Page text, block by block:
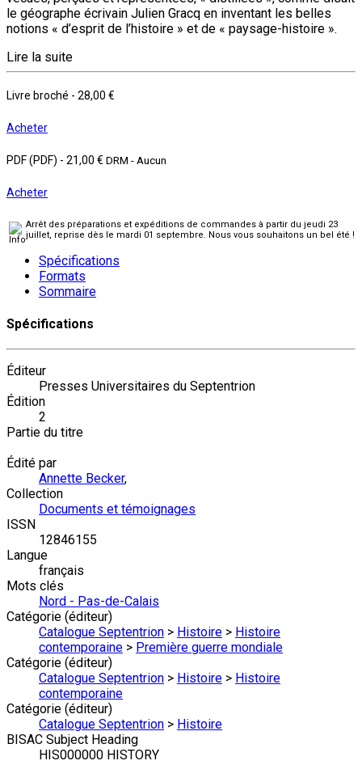
le géographe écrivain Julien Gracq en inventant les belles
notions « d’esprit de l’histoire » et de « paysage-histoire ».
Lire la suite
Livre broché - 28,00 €
Acheter
PDF (PDF) - 21,00 € DRM - Aucun
Acheter
Arrêt des préparations et expéditions de commandes à partir du jeudi 23
juillet, reprise dès le mardi 01 septembre. Nous vous souhaitons un bel été !
Spécifications
Formats
Sommaire
Spécifications
Éditeur
Presses Universitaires du Septentrion
Édition
2
Partie du titre
Édité par
Annette Becker,
Collection
Documents et témoignages
ISSN
12846155
Langue
français
Mots clés
Nord - Pas-de-Calais
Catégorie (éditeur)
Catalogue Septentrion > Histoire > Histoire
contemporaine > Première guerre mondiale
Catégorie (éditeur)
Catalogue Septentrion > Histoire > Histoire
contemporaine
Catégorie (éditeur)
Catalogue Septentrion > Histoire
BISAC Subject Heading
HIS000000 HISTORY